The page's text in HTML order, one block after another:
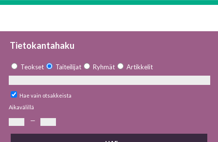
Tietokantahaku
Teokset Taiteilijat Ryhmät Artikkelit
Hae vain otsakkeista
Aikavälillä
—